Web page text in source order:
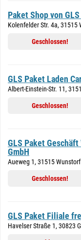
Paket Shop von
Kolenfelder Str. 4a, 31515
Geschlossen!
GLS Paket Laden
Albert-Einstein-Str. 11,
Geschlossen!
GLS Paket
GmbH
Aueweg 1, 31515 Wunstorf
Geschlossen!
GLS Paket Filiale
Havelser Straße 1, 30823